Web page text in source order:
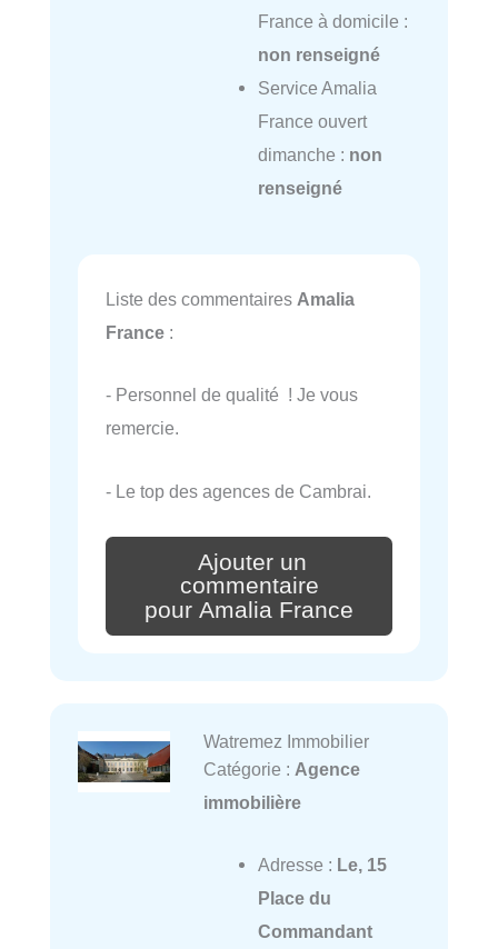
France à domicile :
non renseigné
Service Amalia
France ouvert
dimanche : non
renseigné
Liste des commentaires Amalia
France :
- Personnel de qualité ! Je vous
remercie.
- Le top des agences de Cambrai.
Ajouter un
commentaire
pour Amalia France
Watremez Immobilier
Catégorie : Agence
immobilière
Adresse : Le, 15
Place du
Commandant